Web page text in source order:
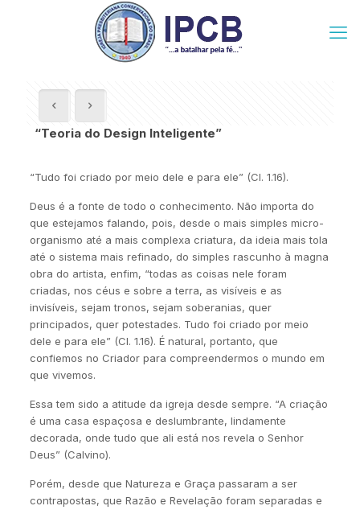
“Teoria do Design Inteligente”
“Tudo foi criado por meio dele e para ele” (Cl. 1.16).
Deus é a fonte de todo o conhecimento. Não importa do
que estejamos falando, pois, desde o mais simples micro-
organismo até a mais complexa criatura, da ideia mais tola
até o sistema mais refinado, do simples rascunho à magna
obra do artista, enfim, “todas as coisas nele foram
criadas, nos céus e sobre a terra, as visíveis e as
invisíveis, sejam tronos, sejam soberanias, quer
principados, quer potestades. Tudo foi criado por meio
dele e para ele” (Cl. 1.16). É natural, portanto, que
confiemos no Criador para compreendermos o mundo em
que vivemos.
Essa tem sido a atitude da igreja desde sempre. “A criação
é uma casa espaçosa e deslumbrante, lindamente
decorada, onde tudo que ali está nos revela o Senhor
Deus” (Calvino).
Porém, desde que Natureza e Graça passaram a ser
contrapostas, que Razão e Revelação foram separadas e